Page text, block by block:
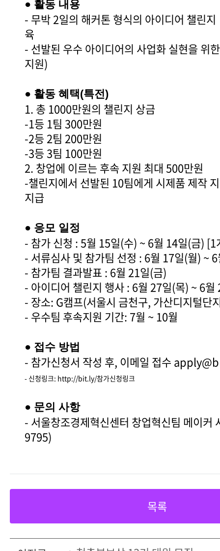
● 활동 내용
- 무박 2일의 해커톤 형식의 아이디어 챌린
육
- 선발된 우수 아이디어의 사업화 실현을 위
지원)
● 활동 혜택(특전)
1. 총 1000만원의 챌린지 상금
-1등 1팀 300만원
-2등 2팀 200만원
-3등 3팀 100만원
2. 창업에 이르는 후속 지원 최대 500만원
-챌린지에서 선발된 10팀에게 시제품 제작
지급
● 응모 일정
- 참가 신청 : 5월 15일(수) ~ 6월 14일(금) [1
- 서류심사 및 참가팀 선정 : 6월 17일(월) ~
- 참가팀 결과발표 : 6월 21일(금)
- 아이디어 챌린지 행사 : 6월 27일(목) ~ 6
- 장소: G캠프(서울시 금천구, 가산디지털단
- 우수팀 후속지원 기간: 7월 ~ 10월
● 접수 방법
- 참가신청서 작성 후, 이메일 접수
- 신청링크: http://bit.ly/참가신청링크
● 문의 사항
- 서울창조경제혁신센터 창업혁신팀 메이커
9795)​
목록